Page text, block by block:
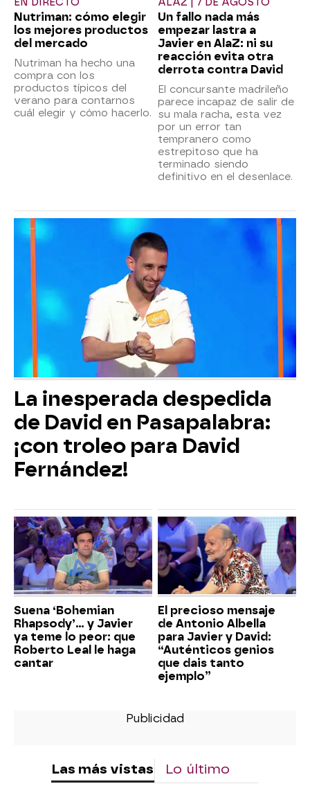
EN DIRECTO
Nutriman: cómo elegir
los mejores productos
del mercado
Nutriman ha hecho una
compra con los
productos típicos del
verano para contarnos
cuál elegir y cómo hacerlo.
ALAZ | 7 DE AGOSTO
Un fallo nada más
empezar lastra a
Javier en AlaZ: ni su
reacción evita otra
derrota contra David
El concursante madrileño
parece incapaz de salir de
su mala racha, esta vez
por un error tan
tempranero como
estrepitoso que ha
terminado siendo
definitivo en el desenlace.
La inesperada despedida
de David en Pasapalabra:
¡con troleo para David
Fernández!
Suena ‘Bohemian
Rhapsody’... y Javier
ya teme lo peor: que
Roberto Leal le haga
cantar
El precioso mensaje
de Antonio Albella
para Javier y David:
“Auténticos genios
que dais tanto
ejemplo”
Las más vistas Lo último